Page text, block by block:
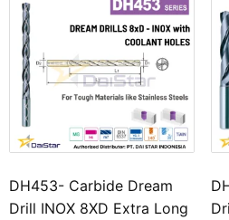
DH453- Carbide Dream
Drill INOX 8XD Extra Long